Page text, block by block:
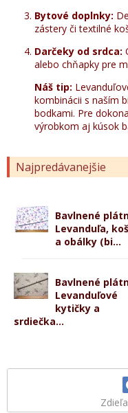
Najpredávanejšie
Bavlnené
Levanduľa,
a obálky (bi...
Bavlnené
Levanduľové
kytičky a
srdiečka...
Bytové doplnky:
zástery či textilné
Darčeky od srdca:
alebo chňapky pre
Náš tip:
kombinácii s naším
bodkami. Pre
výrobkom aj kúsok